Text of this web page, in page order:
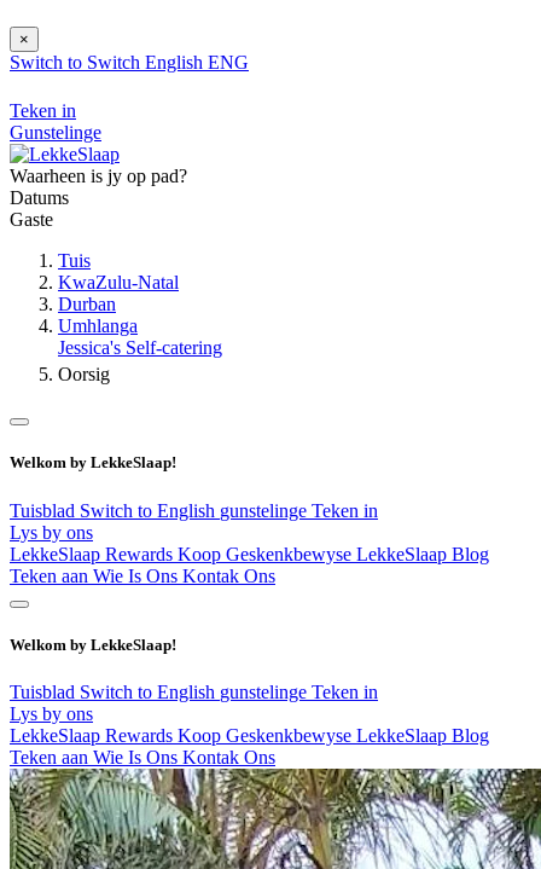
×
Switch to Switch English ENG
Teken in
Gunstelinge
Waarheen is jy op pad?
Datums
Gaste
Tuis
KwaZulu-Natal
Durban
Umhlanga
Jessica's Self-catering
Oorsig
Welkom by LekkeSlaap!
Tuisblad Switch to English gunstelinge Teken in
Lys by ons
LekkeSlaap Rewards Koop Geskenkbewyse LekkeSlaap Blog
Teken aan Wie Is Ons Kontak Ons
Welkom by LekkeSlaap!
Tuisblad Switch to English gunstelinge Teken in
Lys by ons
LekkeSlaap Rewards Koop Geskenkbewyse LekkeSlaap Blog
Teken aan Wie Is Ons Kontak Ons